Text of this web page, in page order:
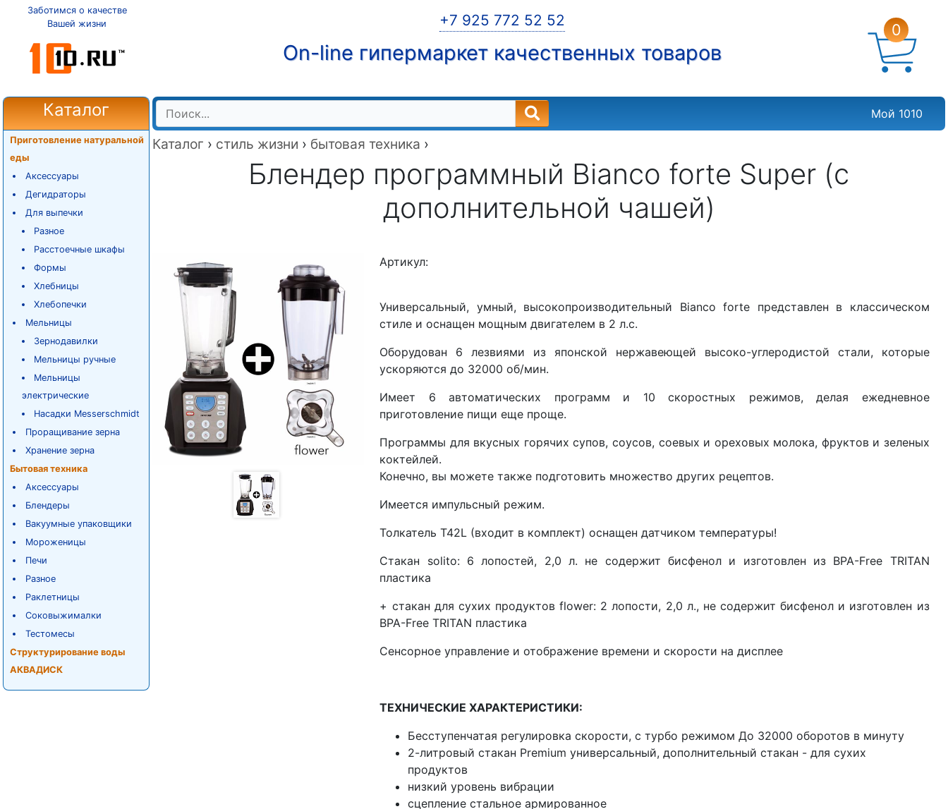
Заботимся о качестве
Вашей жизни
+7 925 772 52 52
On-line гипермаркет качественных товаров
0
Каталог
Приготовление натуральной
еды
Аксессуары
Дегидраторы
Для выпечки
Разное
Расстоечные шкафы
Формы
Хлебницы
Хлебопечки
Мельницы
Зернодавилки
Мельницы ручные
Мельницы
электрические
Насадки Messerschmidt
Проращивание зерна
Хранение зерна
Бытовая техника
Аксессуары
Блендеры
Вакуумные упаковщики
Мороженицы
Печи
Разное
Раклетницы
Соковыжималки
Тестомесы
Структурирование воды
АКВАДИСК
Мой 1010
Каталог › стиль жизни › бытовая техника ›
Блендер программный Bianco forte Super (с
дополнительной чашей)
Артикул:
Универсальный, умный, высокопроизводительный Bianco forte представлен в классическом
стиле и оснащен мощным двигателем в 2 л.с.
Оборудован 6 лезвиями из японской нержавеющей высоко-углеродистой стали, которые
ускоряются до 32000 об/мин.
Имеет 6 автоматических программ и 10 скоростных режимов, делая ежедневное
приготовление пищи еще проще.
Программы для вкусных горячих супов, соусов, соевых и ореховых молока, фруктов и зеленых
коктейлей.
Конечно, вы можете также подготовить множество других рецептов.
Имеется импульсный режим.
Толкатель T42L (входит в комплект) оснащен датчиком температуры!
Стакан solito: 6 лопостей, 2,0 л. не содержит бисфенол и изготовлен из BPA-Free TRITAN
пластика
+ стакан для сухих продуктов flower: 2 лопости, 2,0 л., не содержит бисфенол и изготовлен из
BPA-Free TRITAN пластика
Сенсорное управление и отображение времени и скорости на дисплее
ТЕХНИЧЕСКИЕ ХАРАКТЕРИСТИКИ:
Бесступенчатая регулировка скорости, с турбо режимом До 32000 оборотов в минуту
2-литровый стакан Premium универсальный, дополнительный стакан - для сухих
продуктов
низкий уровень вибрации
сцепление стальное армированное